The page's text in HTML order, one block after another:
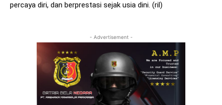
percaya diri, dan berprestasi sejak usia dini. (ril)
- Advertisement -